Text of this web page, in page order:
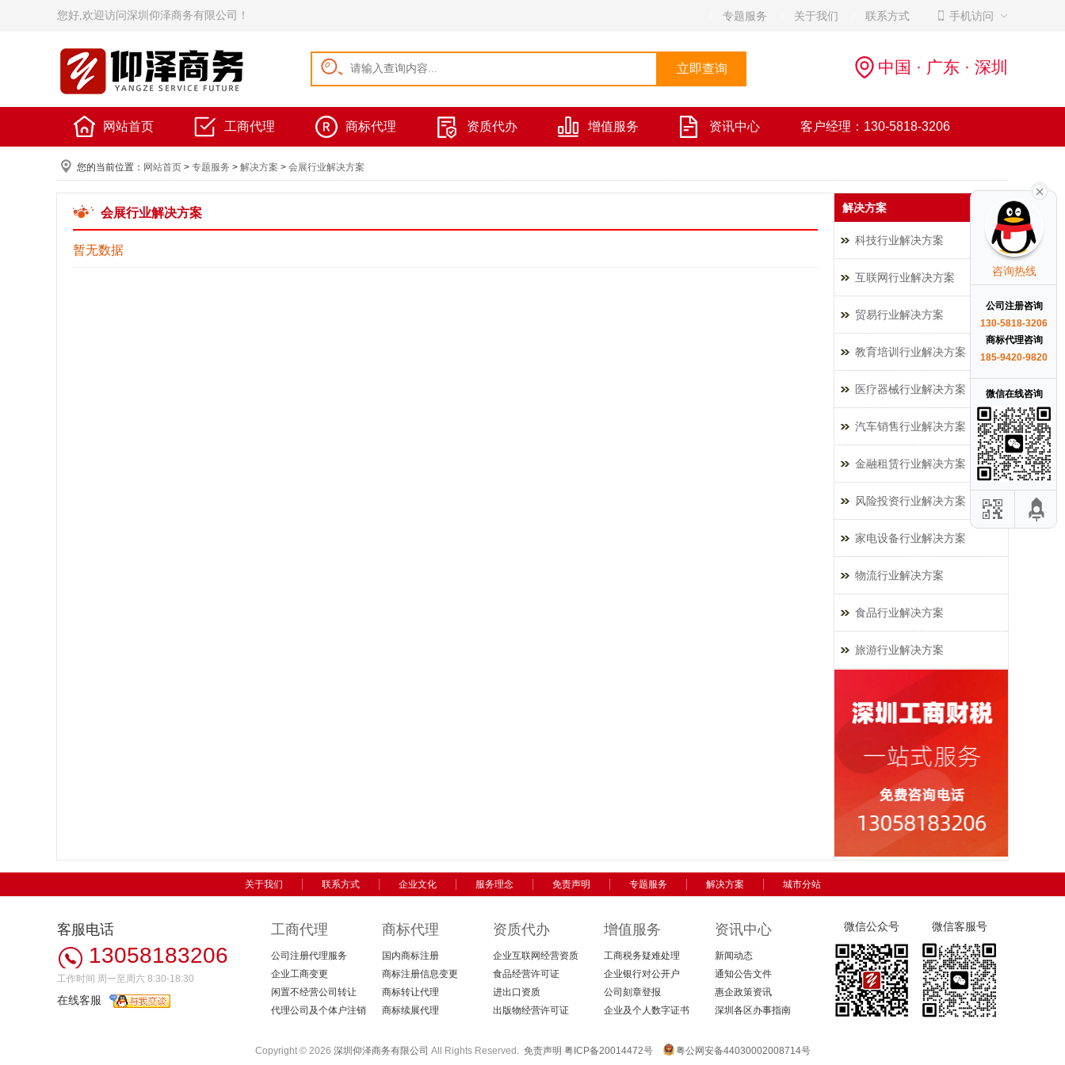
专题服务 关于我们 联系方式 手机访问
您好,欢迎访问深圳仰泽商务有限公司！
中国 · 广东 · 深圳
网站首页 工商代理 商标代理 资质代办 增值服务 资讯中心 客户经理：130-5818-3206
您的当前位置： 网站首页 > 专题服务 > 解决方案 > 会展行业解决方案
解决方案
科技行业解决方案
互联网行业解决方案
贸易行业解决方案
教育培训行业解决方案
医疗器械行业解决方案
汽车销售行业解决方案
金融租赁行业解决方案
风险投资行业解决方案
家电设备行业解决方案
物流行业解决方案
食品行业解决方案
旅游行业解决方案
会展行业解决方案
暂无数据
关于我们 联系方式 企业文化 服务理念 免责声明 专题服务 解决方案 城市分站
客服电话
13058183206
工作时间 周一至周六 8:30-18:30
在线客服
工商代理
公司注册代理服务
企业工商变更
闲置不经营公司转让
代理公司及个体户注销
商标代理
国内商标注册
商标注册信息变更
商标转让代理
商标续展代理
资质代办
企业互联网经营资质
食品经营许可证
进出口资质
出版物经营许可证
增值服务
工商税务疑难处理
企业银行对公开户
公司刻章登报
企业及个人数字证书
资讯中心
新闻动态
通知公告文件
惠企政策资讯
深圳各区办事指南
微信公众号 微信客服号
Copyright © 2026 深圳仰泽商务有限公司 All Rights Reserved. 免责声明 粤ICP备20014472号 粤公网安备44030002008714号
咨询热线
公司注册咨询
130-5818-3206
商标代理咨询
185-9420-9820
微信在线咨询